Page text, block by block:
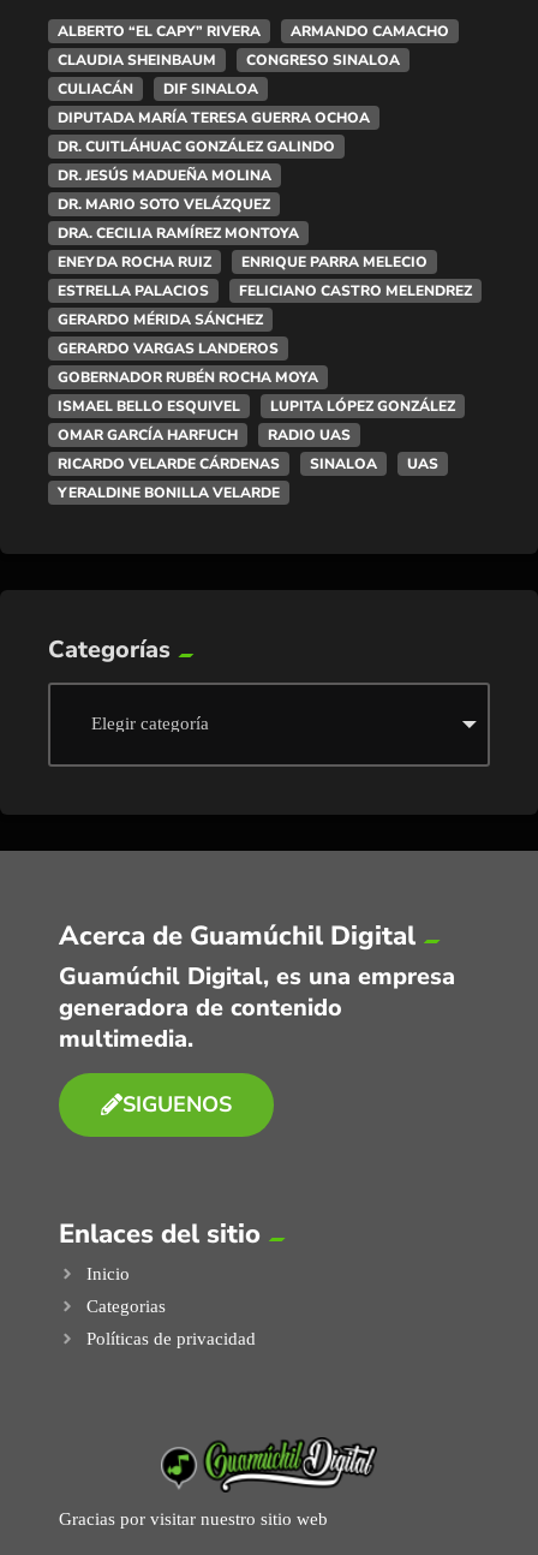
ALBERTO “EL CAPY” RIVERA
ARMANDO CAMACHO
CLAUDIA SHEINBAUM
CONGRESO SINALOA
CULIACÁN
DIF SINALOA
DIPUTADA MARÍA TERESA GUERRA OCHOA
DR. CUITLÁHUAC GONZÁLEZ GALINDO
DR. JESÚS MADUEÑA MOLINA
DR. MARIO SOTO VELÁZQUEZ
DRA. CECILIA RAMÍREZ MONTOYA
ENEYDA ROCHA RUIZ
ENRIQUE PARRA MELECIO
ESTRELLA PALACIOS
FELICIANO CASTRO MELENDREZ
GERARDO MÉRIDA SÁNCHEZ
GERARDO VARGAS LANDEROS
GOBERNADOR RUBÉN ROCHA MOYA
ISMAEL BELLO ESQUIVEL
LUPITA LÓPEZ GONZÁLEZ
OMAR GARCÍA HARFUCH
RADIO UAS
RICARDO VELARDE CÁRDENAS
SINALOA
UAS
YERALDINE BONILLA VELARDE
Categorías
Acerca de Guamúchil Digital
Guamúchil Digital, es una empresa
generadora de contenido
multimedia.
SIGUENOS
Enlaces del sitio
Inicio
Categorias
Políticas de privacidad
Gracias por visitar nuestro sitio web